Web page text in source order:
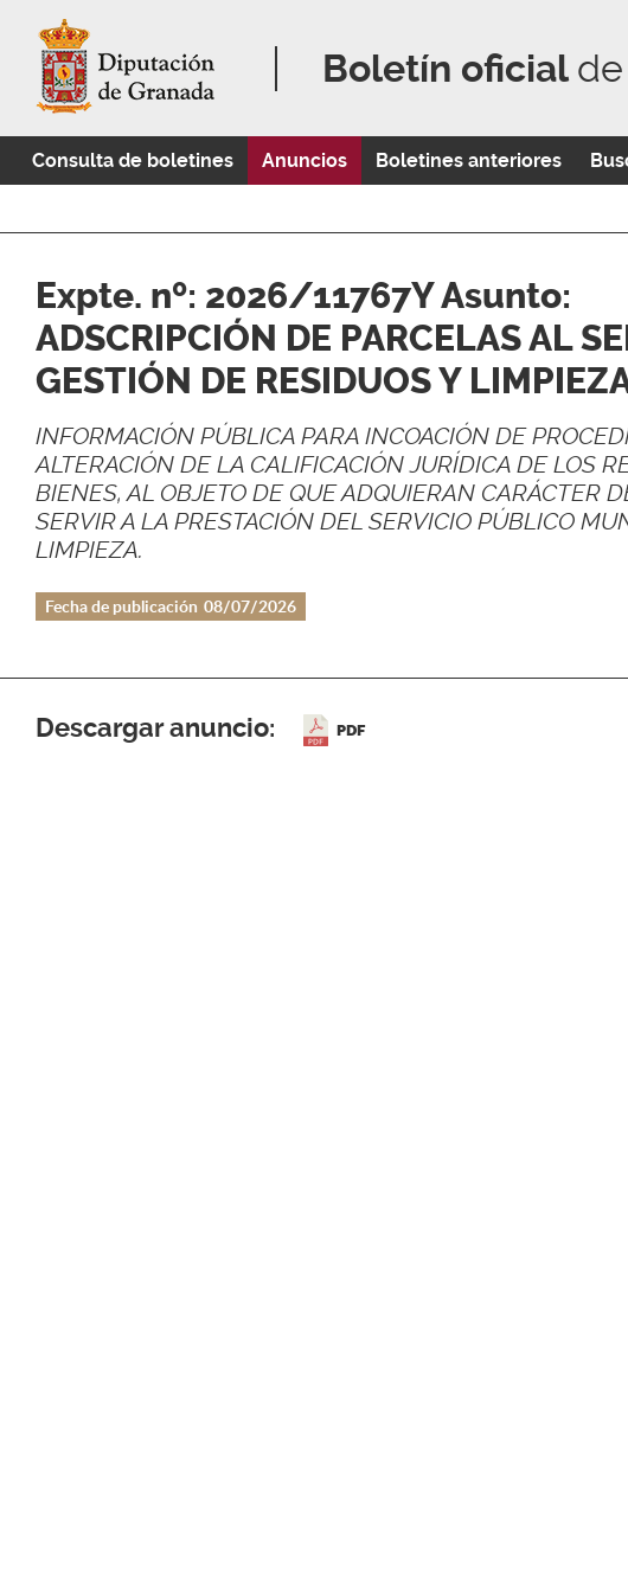
Boletín oficial
Consulta de boletines Anuncios Boletines anteriores
Expte. nº: 2026/11767Y Asunto:
ADSCRIPCIÓN DE PARCELAS AL
GESTIÓN DE RESIDUOS Y
INFORMACIÓN PÚBLICA PARA INCOACIÓN DE
ALTERACIÓN DE LA CALIFICACIÓN JURÍDICA DE LOS
BIENES, AL OBJETO DE QUE ADQUIERAN CARÁCTER
SERVIR A LA PRESTACIÓN DEL SERVICIO PÚBLICO
LIMPIEZA.
Fecha de publicación 08/07/2026
Descargar anuncio: PDF